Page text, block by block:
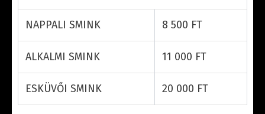
NAPPALI SMINK 8 500 FT
ALKALMI SMINK 11 000 FT
ESKÜVŐI SMINK 20 000 FT